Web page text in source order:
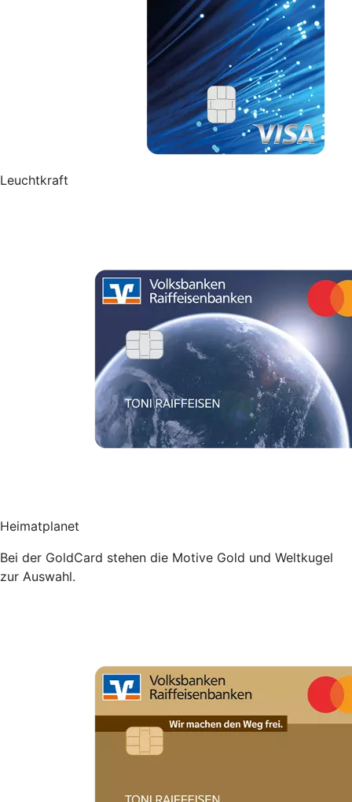
Leuchtkraft
Heimatplanet
Bei der GoldCard stehen die Motive Gold und Weltkugel
zur Auswahl.